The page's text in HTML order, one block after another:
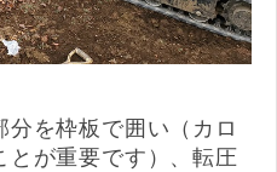
を枠板で囲い（カロ
とが重要です）、転圧